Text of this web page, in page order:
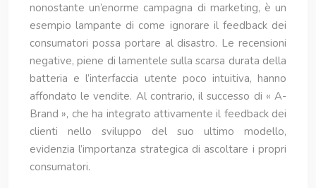
nonostante un’enorme campagna di marketing, è un
esempio lampante di come ignorare il feedback dei
consumatori possa portare al disastro. Le recensioni
negative, piene di lamentele sulla scarsa durata della
batteria e l’interfaccia utente poco intuitiva, hanno
affondato le vendite. Al contrario, il successo di « A-
Brand », che ha integrato attivamente il feedback dei
clienti nello sviluppo del suo ultimo modello,
evidenzia l’importanza strategica di ascoltare i propri
consumatori.